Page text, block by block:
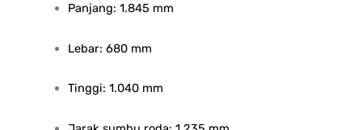
Panjang: 1.845 mm
Lebar: 680 mm
Tinggi: 1.040 mm